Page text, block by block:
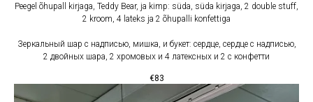
Peegel õhupall kirjaga, Teddy Bear, ja kimp: süda, süda kirjaga, 2 double stuff,
2 kroom, 4 lateks ja 2 õhupalli konfettiga
Зеркальный шар с надписью, мишка, и букет: сердце, сердце с надписью,
2 двойных шара, 2 хромовых и 4 латексных и 2 с конфетти
€83